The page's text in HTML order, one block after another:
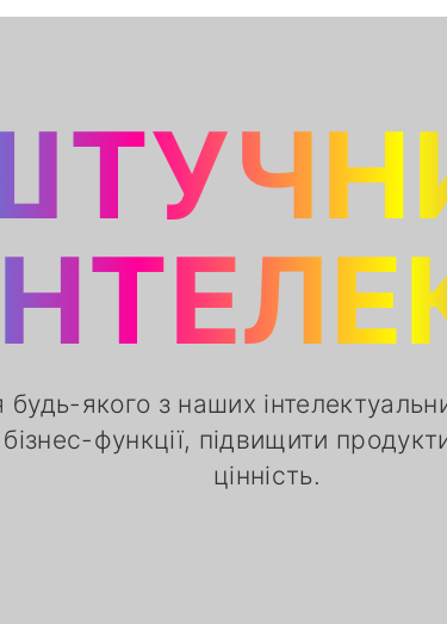
якого з наших
функції, підвищити
цінність.